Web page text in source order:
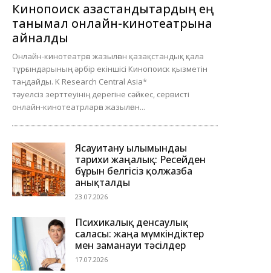
Кинопоиск қазақстандықтардың ең
танымал онлайн-кинотеатрына
айналды
Онлайн-кинотеатрға жазылған қазақстандық қала
тұрғындарының әрбір екіншісі Кинопоиск қызметін
таңдайды. K Research Central Asia*
тәуелсіз зерттеуінің дерегіне сәйкес, сервисті
онлайн-кинотеатрларға жазылған...
Ясауитану ғылымындағы
тарихи жаңалық: Ресейден
бұрын белгісіз қолжазба
анықталды
23.07.2026
Психикалық денсаулық
саласы: жаңа мүмкіндіктер
мен заманауи тәсілдер
17.07.2026